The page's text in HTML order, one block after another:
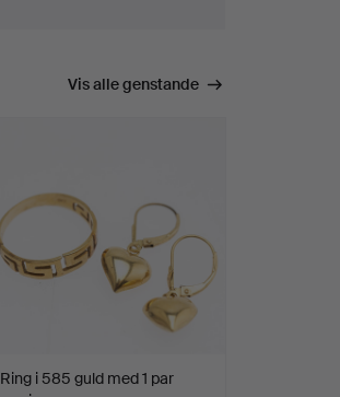
Vis alle genstande
Ring i 585 guld med 1 par